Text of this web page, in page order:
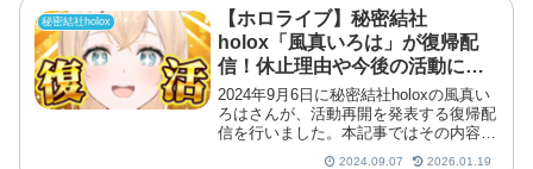
秘密結社holox
【ホロライブ】秘密結社
holox「風真いろは」が復帰配
信！休止理由や今後の活動につ
いて
2024年9月6日に秘密結社holoxの風真い
ろはさんが、活動再開を発表する復帰配
信を行いました。本記事ではその内容に
ついてまとめています。
2024.09.07 2026.01.19